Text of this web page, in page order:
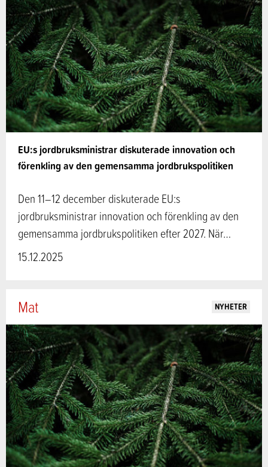
EU:s jordbruksministrar diskuterade innovation och
förenkling av den gemensamma jordbrukspolitiken
Den 11–12 december diskuterade EU:s
jordbruksministrar innovation och förenkling av den
gemensamma jordbrukspolitiken efter 2027. När…
15.12.2025
Mat NYHETER